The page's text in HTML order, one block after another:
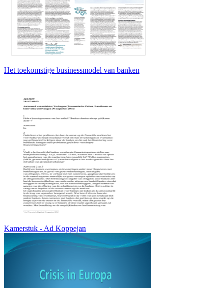
Het toekomstige businessmodel van banken
Kamerstuk - Ad Koppejan